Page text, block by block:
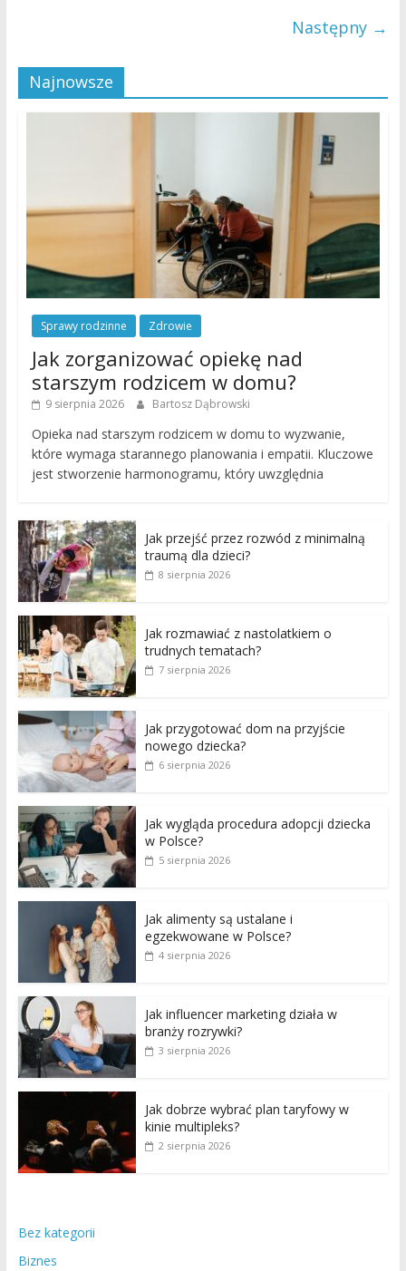
Następny →
Najnowsze
Sprawy rodzinne Zdrowie
Jak zorganizować opiekę nad
starszym rodzicem w domu?
9 sierpnia 2026 Bartosz Dąbrowski
Opieka nad starszym rodzicem w domu to wyzwanie,
które wymaga starannego planowania i empatii. Kluczowe
jest stworzenie harmonogramu, który uwzględnia
Jak przejść przez rozwód z minimalną
traumą dla dzieci?
8 sierpnia 2026
Jak rozmawiać z nastolatkiem o
trudnych tematach?
7 sierpnia 2026
Jak przygotować dom na przyjście
nowego dziecka?
6 sierpnia 2026
Jak wygląda procedura adopcji dziecka
w Polsce?
5 sierpnia 2026
Jak alimenty są ustalane i
egzekwowane w Polsce?
4 sierpnia 2026
Jak influencer marketing działa w
branży rozrywki?
3 sierpnia 2026
Jak dobrze wybrać plan taryfowy w
kinie multipleks?
2 sierpnia 2026
Bez kategorii
Biznes